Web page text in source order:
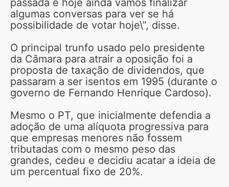
algumas conversas para ver se há
possibilidade de votar hoje\”, disse.
O principal trunfo usado pelo presidente
da Câmara para atrair a oposição foi a
proposta de taxação de dividendos, que
passaram a ser isentos em 1995 (durante o
governo de Fernando Henrique Cardoso).
Mesmo o PT, que inicialmente defendia a
adoção de uma alíquota progressiva para
que empresas menores não fossem
tributadas com o mesmo peso das
grandes, cedeu e decidiu acatar a ideia de
um percentual fixo de 20%.